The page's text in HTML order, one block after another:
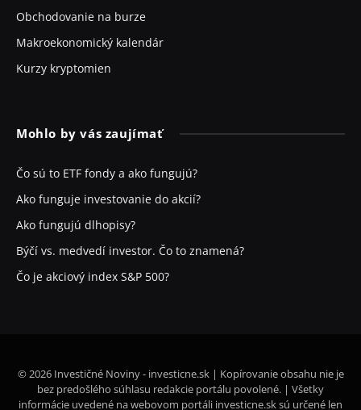
Obchodovanie na burze
Makroekonomický kalendár
Kurzy kryptomien
Mohlo by vás zaujímať
Čo sú to ETF fondy a ako fungujú?
Ako funguje investovanie do akcií?
Ako fungujú dlhopisy?
Býčí vs. medvedí investor. Čo to znamená?
Čo je akciový index S&P 500?
© 2026 Investičné Noviny - investicne.sk | Kopírovanie obsahu nie je
bez predošlého súhlasu redakcie portálu povolené. | Všetky
informácie uvedené na webovom portáli investicne.sk sú určené len